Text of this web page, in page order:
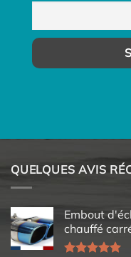
QUELQUES AVIS
Embout
chauffé